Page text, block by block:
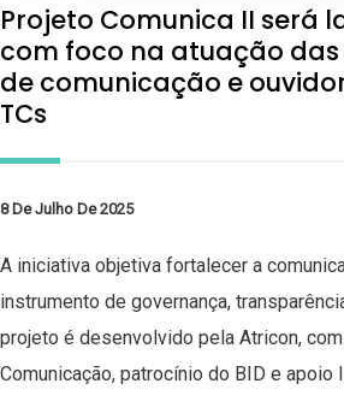
Projeto Comunica II será
com foco na atuação
de comunicação e
TCs
8 De Julho De 2025
A iniciativa objetiva fortalecer a
instrumento de governança,
projeto é desenvolvido pela Atricon,
Comunicação, patrocínio do BID e apoio